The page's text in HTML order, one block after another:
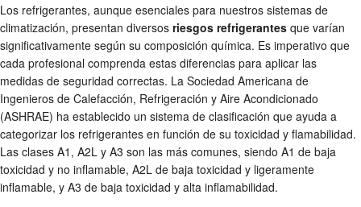
Los refrigerantes, aunque esenciales para nuestros sistemas de
climatización, presentan diversos riesgos refrigerantes que varían
significativamente según su composición química. Es imperativo que
cada profesional comprenda estas diferencias para aplicar las
medidas de seguridad correctas. La Sociedad Americana de
Ingenieros de Calefacción, Refrigeración y Aire Acondicionado
(ASHRAE) ha establecido un sistema de clasificación que ayuda a
categorizar los refrigerantes en función de su toxicidad y flamabilidad.
Las clases A1, A2L y A3 son las más comunes, siendo A1 de baja
toxicidad y no inflamable, A2L de baja toxicidad y ligeramente
inflamable, y A3 de baja toxicidad y alta inflamabilidad.